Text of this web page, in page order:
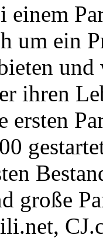
einem
um ein
und
ihren
ersten
große